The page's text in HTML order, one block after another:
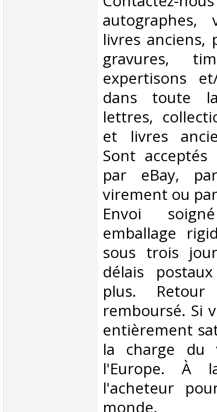
autographes,
livres anciens,
gravures,
expertisons
dans toute
lettres,
et livres
Sont
par eBay,
virement ou
Envoi
emballage
sous trois
délais
plus.
remboursé. Si
entièrement
la charge du
l'Europe. À
l'acheteur
monde.‎